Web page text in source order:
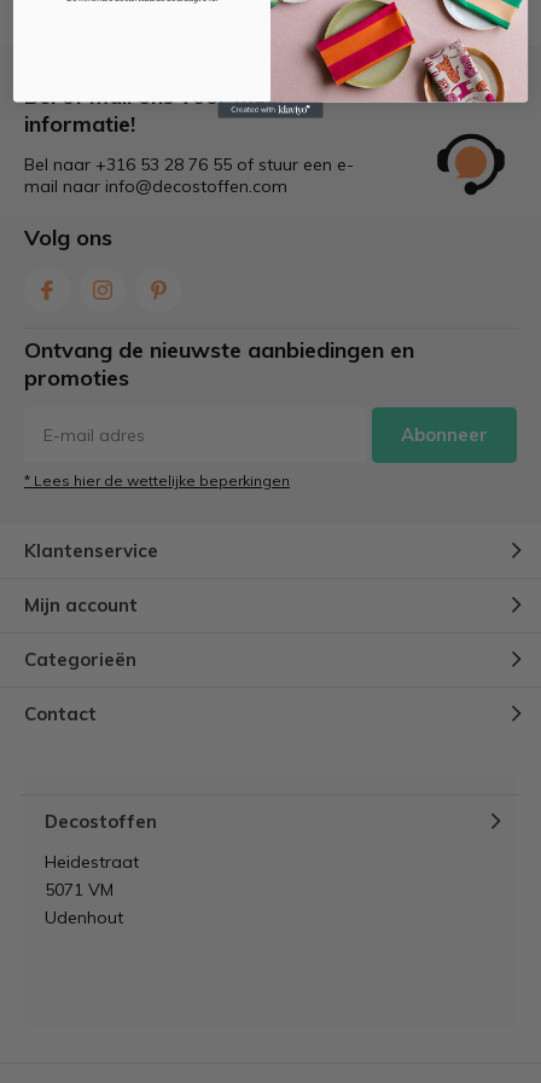
Bel of mail ons voor meer
informatie!
Bel naar +316 53 28 76 55 of stuur een e-
mail naar info@decostoffen.com
Volg ons
Ontvang de nieuwste aanbiedingen en
promoties
Abonneer
* Lees hier de wettelijke beperkingen
Klantenservice
Mijn account
Categorieën
Contact
Decostoffen
Heidestraat
5071 VM
Udenhout